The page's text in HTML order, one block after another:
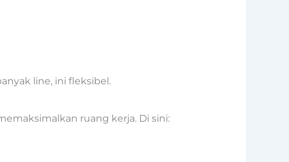
line, ini fleksibel.
ruang kerja. Di sini: